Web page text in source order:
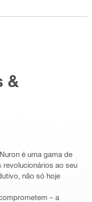
&
é uma gama de
revolucionários ao seu
não só hoje
– a